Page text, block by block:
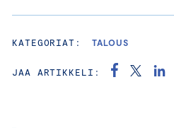
KATEGORIAT: TALOUS
JAA ARTIKKELI: